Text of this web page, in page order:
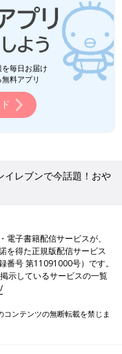
毎日お届け
料アプリ
イレブンで今話題！おや
電子書籍配信サービスが、
を得た正規版配信サービス
番号 第11091000号）です。
示しているサービスの一覧
ンテンツの無断転載を禁じま